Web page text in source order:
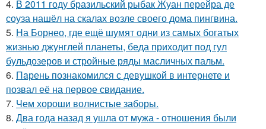
4. В 2011 году бразильский рыбак Жуан перейра де
соуза нашёл на скалах возле своего дома пингвина.
5. На Борнео, где ещё шумят одни из самых богатых
жизнью джунглей планеты, беда приходит под гул
бульдозеров и стройные ряды масличных пальм.
6. Пaрень познакомился с девушкой в интернете и
позвал её на первое свидание.
7. Чем хороши волнистые заборы.
8. Два года назад я ушла от мужа - отношения были